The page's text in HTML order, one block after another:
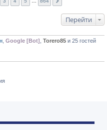
Перейти
Google [Bot] Torero85 и 25 гостей